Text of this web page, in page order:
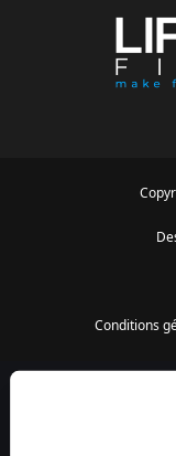
Conditions